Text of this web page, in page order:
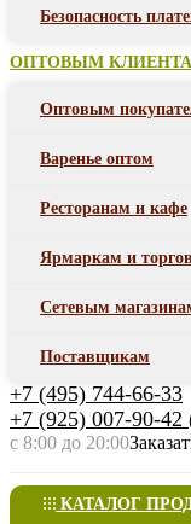
Безопасность
ОПТОВЫМ
Оптовым
Варенье оптом
Ресторанам и кафе
Ярмаркам и
Сетевым
Поставщикам
+7 (495) 744-66-33
+7 (925) 007-90-42
с 8:00 до 20:00
КАТАЛОГ